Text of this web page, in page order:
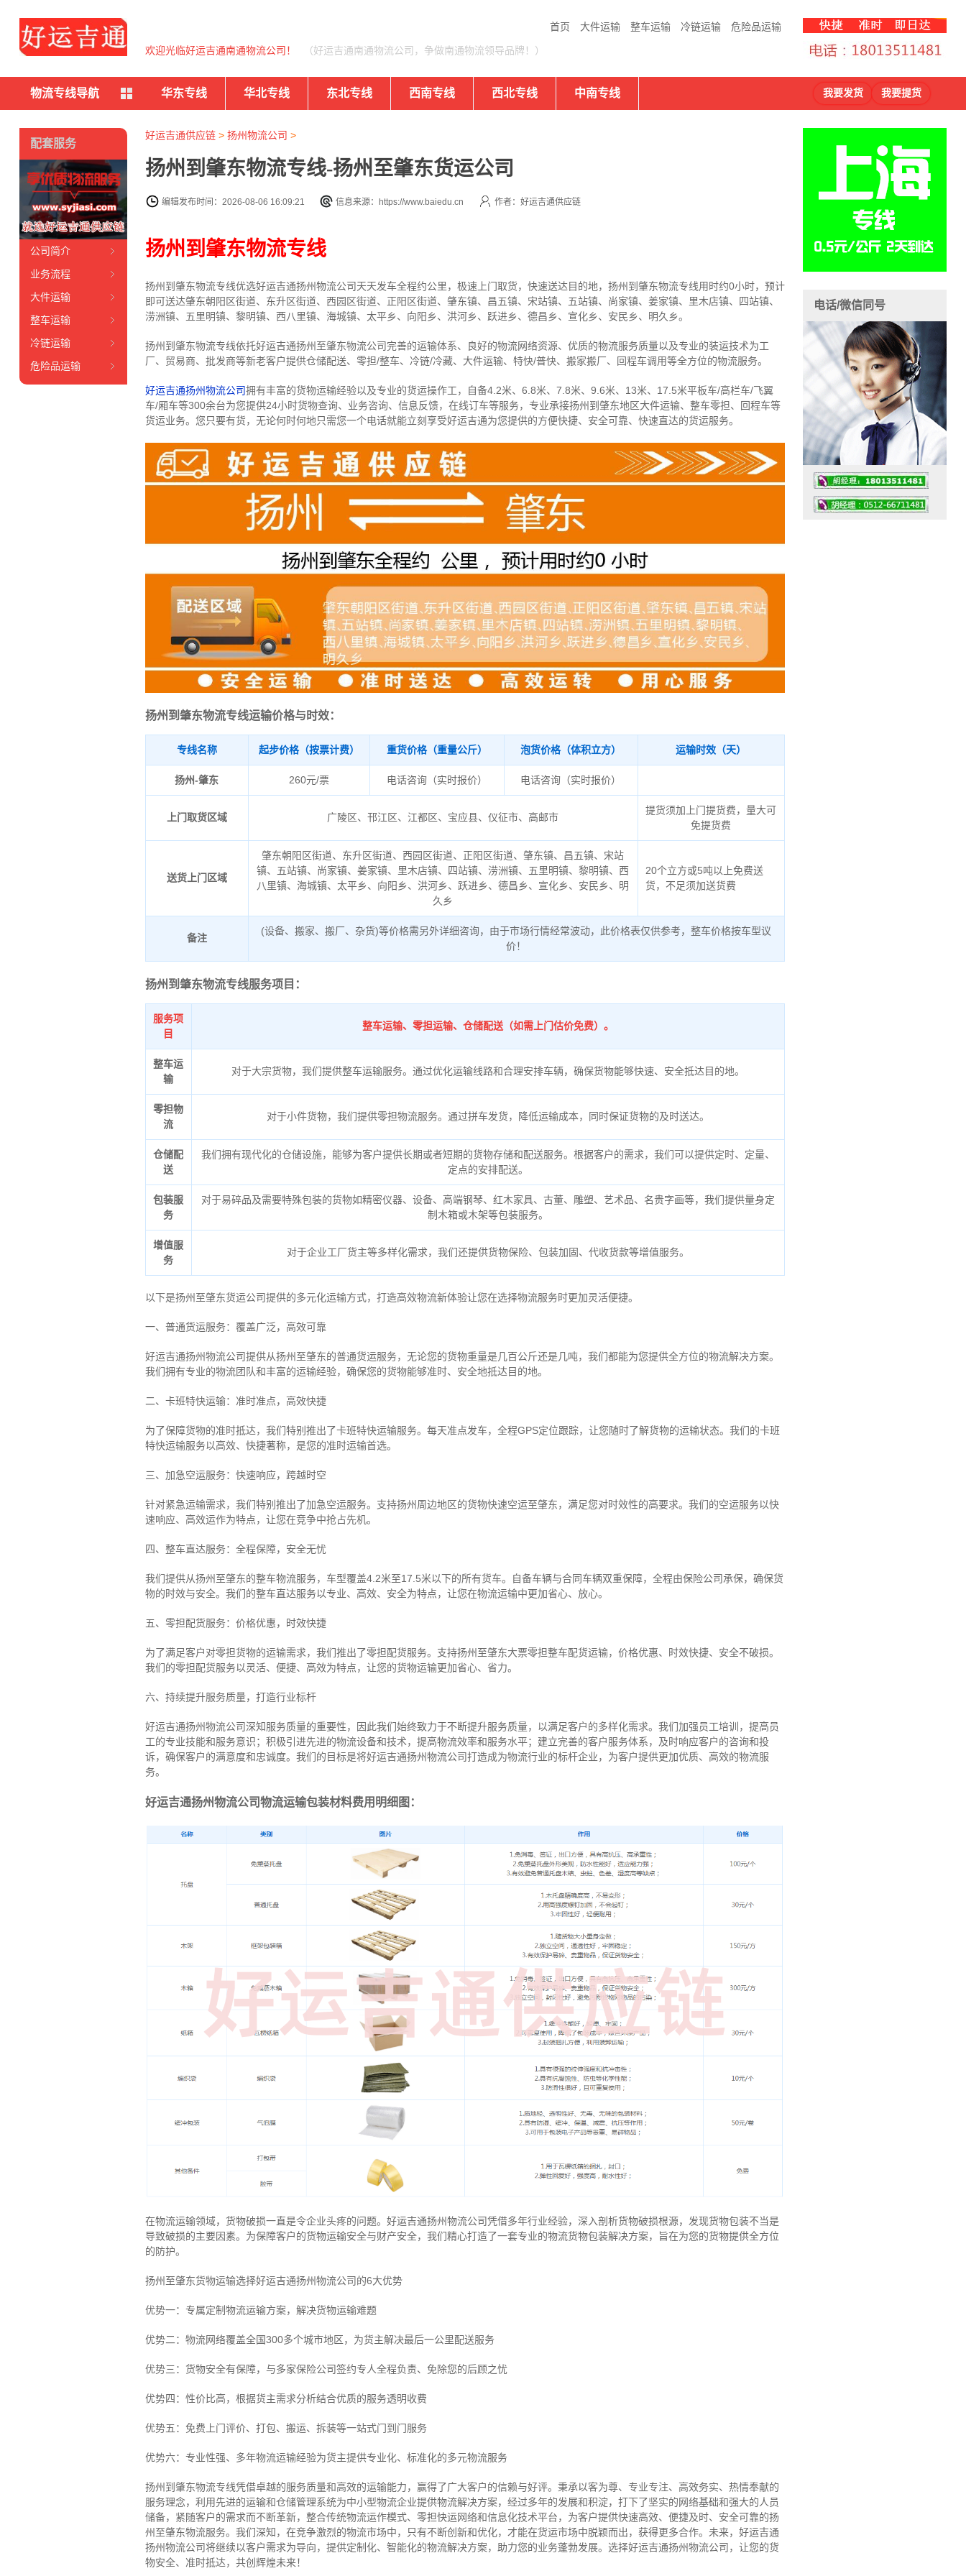
首页 大件运输 整车运输 冷链运输 危险品运输
欢迎光临好运吉通南通物流公司！ （好运吉通南通物流公司，争做南通物流领导品牌！）
物流专线导航 华东专线 华北专线 东北专线 西南专线 西北专线 中南专线 我要发货 我要提货
好运吉通供应链> 扬州物流公司 >
扬州到肇东物流专线-扬州至肇东货运公司
编辑发布时间：2026-08-06 16:09:21 信息来源：https://www.baiedu.cn 作者：好运吉通供应链
扬州到肇东物流专线
扬州到肇东物流专线优选好运吉通扬州物流公司天天发车全程约公里， 极速上门取货，快速送达目的地，扬州到肇东物流专线用时约0小时，预计
即可送达肇东朝阳区街道、东升区街道、西园区街道、正阳区街道、肇东镇、昌五镇、宋站镇、五站镇、尚家镇、姜家镇、里木店镇、四站镇、
涝洲镇、五里明镇、黎明镇、西八里镇、海城镇、太平乡、向阳乡、洪河乡、跃进乡、德昌乡、宣化乡、安民乡、明久乡。
扬州到肇东物流专线依托好运吉通扬州至肇东物流公司完善的运输体系、良好的物流网络资源、优质的物流服务质量以及专业的装运技术为工
厂、贸易商、批发商等新老客户提供仓储配送、零担/整车、冷链/冷藏、大件运输、特快/普快、搬家搬厂、回程车调用等全方位的物流服务。
好运吉通扬州物流公司拥有丰富的货物运输经验以及专业的货运操作工，自备4.2米、6.8米、7.8米、9.6米、13米、17.5米平板车/高栏车/飞翼
车/厢车等300余台为您提供24小时货物查询、业务咨询、信息反馈，在线订车等服务， 专业承接扬州到肇东地区大件运输、整车零担、回程车等
货运业务。 您只要有货，无论何时何地只需您一个电话就能立刻享受好运吉通为您提供的方便快捷、安全可靠、快速直达的货运服务。
扬州到肇东物流专线运输价格与时效：
专线名称 起步价格（按票计费） 重货价格（重量公斤） 泡货价格（体积立方） 运输时效（天）
扬州-肇东 260元/票 电话咨询（实时报价） 电话咨询（实时报价）
上门取货区域 广陵区、邗江区、江都区、宝应县、仪征市、高邮市
提货须加上门提货费，量大可
免提货费
送货上门区域
肇东朝阳区街道、东升区街道、西园区街道、正阳区街道、肇东镇、昌五镇、宋站
镇、五站镇、尚家镇、姜家镇、里木店镇、四站镇、涝洲镇、五里明镇、黎明镇、西
八里镇、海城镇、太平乡、向阳乡、洪河乡、跃进乡、德昌乡、宣化乡、安民乡、明
久乡
20个立方或5吨以上免费送
货，不足须加送货费
备注
(设备、搬家、搬厂、杂货)等价格需另外详细咨询，由于市场行情经常波动，此价格表仅供参考，整车价格按车型议
价！
扬州到肇东物流专线服务项目：
服务项
目
整车运输、零担运输、仓储配送（如需上门估价免费）。
整车运
输
对于大宗货物，我们提供整车运输服务。通过优化运输线路和合理安排车辆，确保货物能够快速、安全抵达目的地。
零担物
流
对于小件货物，我们提供零担物流服务。通过拼车发货，降低运输成本，同时保证货物的及时送达。
仓储配
送
我们拥有现代化的仓储设施，能够为客户提供长期或者短期的货物存储和配送服务。根据客户的需求，我们可以提供定时、定量、
定点的安排配送。
包装服
务
对于易碎品及需要特殊包装的货物如精密仪器、设备、高端钢琴、红木家具、古董、雕塑、艺术品、名贵字画等，我们提供量身定
制木箱或木架等包装服务。
增值服
务
对于企业工厂货主等多样化需求，我们还提供货物保险、包装加固、代收货款等增值服务。
以下是扬州至肇东货运公司提供的多元化运输方式，打造高效物流新体验让您在选择物流服务时更加灵活便捷。
一、普通货运服务：覆盖广泛，高效可靠
好运吉通扬州物流公司提供从扬州至肇东的普通货运服务，无论您的货物重量是几百公斤还是几吨，我们都能为您提供全方位的物流解决方案。
我们拥有专业的物流团队和丰富的运输经验，确保您的货物能够准时、安全地抵达目的地。
二、卡班特快运输：准时准点，高效快捷
为了保障货物的准时抵达，我们特别推出了卡班特快运输服务。每天准点发车，全程GPS定位跟踪，让您随时了解货物的运输状态。我们的卡班
特快运输服务以高效、快捷著称，是您的准时运输首选。
三、加急空运服务：快速响应，跨越时空
针对紧急运输需求，我们特别推出了加急空运服务。支持扬州周边地区的货物快速空运至肇东，满足您对时效性的高要求。我们的空运服务以快
速响应、高效运作为特点，让您在竞争中抢占先机。
四、整车直达服务：全程保障，安全无忧
我们提供从扬州至肇东的整车物流服务，车型覆盖4.2米至17.5米以下的所有货车。自备车辆与合同车辆双重保障，全程由保险公司承保，确保货
物的时效与安全。我们的整车直达服务以专业、高效、安全为特点，让您在物流运输中更加省心、放心。
五、零担配货服务：价格优惠，时效快捷
为了满足客户对零担货物的运输需求，我们推出了零担配货服务。支持扬州至肇东大票零担整车配货运输，价格优惠、时效快捷、安全不破损。
我们的零担配货服务以灵活、便捷、高效为特点，让您的货物运输更加省心、省力。
六、持续提升服务质量，打造行业标杆
好运吉通扬州物流公司深知服务质量的重要性，因此我们始终致力于不断提升服务质量，以满足客户的多样化需求。我们加强员工培训，提高员
工的专业技能和服务意识；积极引进先进的物流设备和技术，提高物流效率和服务水平；建立完善的客户服务体系，及时响应客户的咨询和投
诉，确保客户的满意度和忠诚度。我们的目标是将好运吉通扬州物流公司打造成为物流行业的标杆企业，为客户提供更加优质、高效的物流服
务。
好运吉通扬州物流公司物流运输包装材料费用明细图：
在物流运输领域，货物破损一直是令企业头疼的问题。好运吉通扬州物流公司凭借多年行业经验，深入剖析货物破损根源，发现货物包装不当是
导致破损的主要因素。为保障客户的货物运输安全与财产安全，我们精心打造了一套专业的物流货物包装解决方案，旨在为您的货物提供全方位
的防护。
扬州至肇东货物运输选择好运吉通扬州物流公司的6大优势
优势一：专属定制物流运输方案，解决货物运输难题
优势二：物流网络覆盖全国300多个城市地区，为货主解决最后一公里配送服务
优势三：货物安全有保障，与多家保险公司签约专人全程负责、免除您的后顾之忧
优势四：性价比高，根据货主需求分析结合优质的服务透明收费
优势五：免费上门评价、打包、搬运、拆装等一站式门到门服务
优势六：专业性强、多年物流运输经验为货主提供专业化、标准化的多元物流服务
扬州到肇东物流专线凭借卓越的服务质量和高效的运输能力，赢得了广大客户的信赖与好评。 秉承以客为尊、专业专注、高效务实、热情奉献的
服务理念，利用先进的运输和仓储管理系统为中小型物流企业提供物流解决方案，经过多年的发展和积淀，打下了坚实的网络基础和强大的人员
储备，紧随客户的需求而不断革新，整合传统物流运作模式、零担快运网络和信息化技术平台，为客户提供快速高效、便捷及时、安全可靠的扬
州至肇东物流服务。 我们深知，在竞争激烈的物流市场中，只有不断创新和优化，才能在货运市场中脱颖而出，获得更多合作。 未来，好运吉通
扬州物流公司将继续以客户需求为导向，提供定制化、智能化的物流解决方案，助力您的业务蓬勃发展。选择好运吉通扬州物流公司，让您的货
物安全、准时抵达，共创辉煌未来！
配套服务
公司简介
业务流程
大件运输
整车运输
冷链运输
危险品运输
电话/微信同号